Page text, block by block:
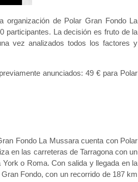
organización de Polar Gran Fondo La
participantes. La decisión es fruto de la
vez analizados todos los factores y
anunciados: 49 € para Polar
Fondo La Mussara cuenta con Polar
en las carreteras de Tarragona con un
o Roma. Con salida y llegada en la
Fondo, con un recorrido de 187 km